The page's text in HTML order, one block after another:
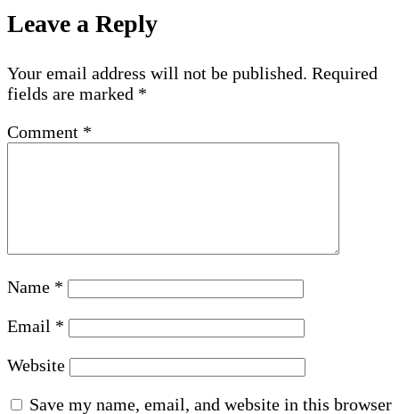
Leave a Reply
Your email address will not be published. Required
fields are marked *
Comment *
Name *
Email *
Website
Save my name, email, and website in this browser